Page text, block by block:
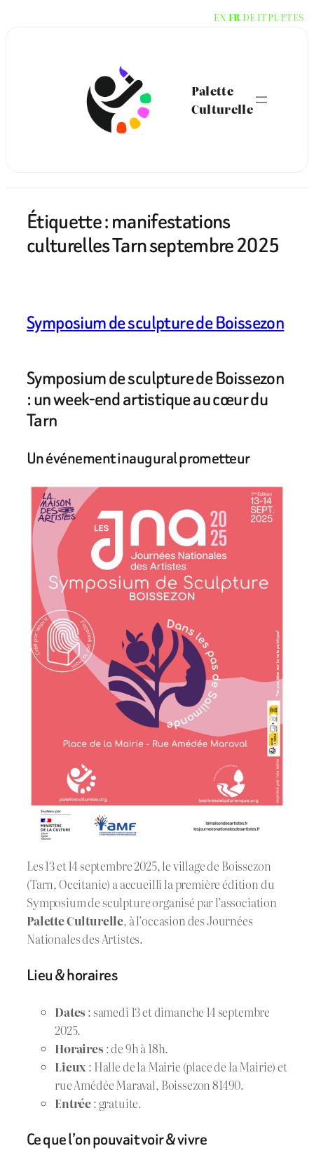
Palette
Culturelle
Étiquette :manifestations
culturelles Tarn septembre 2025
Symposium de sculpture de Boissezon
Symposium de sculpture de Boissezon
: un week-end artistique au cœur du
Tarn
Un événement inaugural prometteur
Les 13 et 14 septembre 2025, le village de Boissezon
(Tarn, Occitanie) a accueilli la première édition du
Symposium de sculpture organisé par l’association
Palette Culturelle, à l’occasion des Journées
Nationales des Artistes.
Lieu & horaires
Dates : samedi 13 et dimanche 14 septembre
2025.
Horaires : de 9h à 18h.
Lieux: Halle de la Mairie (place de la Mairie) et
rue Amédée Maraval, Boissezon 81490.
Entrée: gratuite.
Ce que l’on pouvait voir & vivre
EN FR DE ITPL PTES